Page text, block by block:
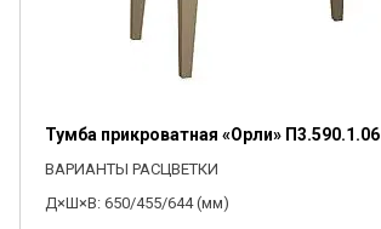
Тумба прикроватная «Орли» П3.590.1.06
ВАРИАНТЫ РАСЦВЕТКИ
Д×Ш×В: 650/455/644 (мм)